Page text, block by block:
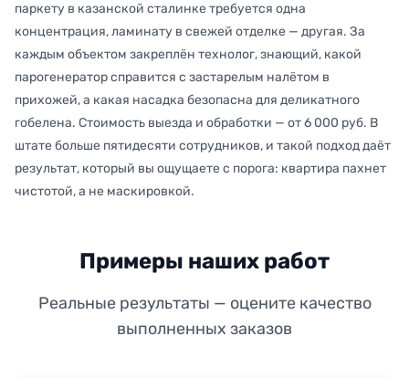
паркету в казанской сталинке требуется одна
концентрация, ламинату в свежей отделке — другая. За
каждым объектом закреплён технолог, знающий, какой
парогенератор справится с застарелым налётом в
прихожей, а какая насадка безопасна для деликатного
гобелена. Стоимость выезда и обработки — от 6 000 руб. В
штате больше пятидесяти сотрудников, и такой подход даёт
результат, который вы ощущаете с порога: квартира пахнет
чистотой, а не маскировкой.
Примеры наших работ
Реальные результаты — оцените качество
выполненных заказов